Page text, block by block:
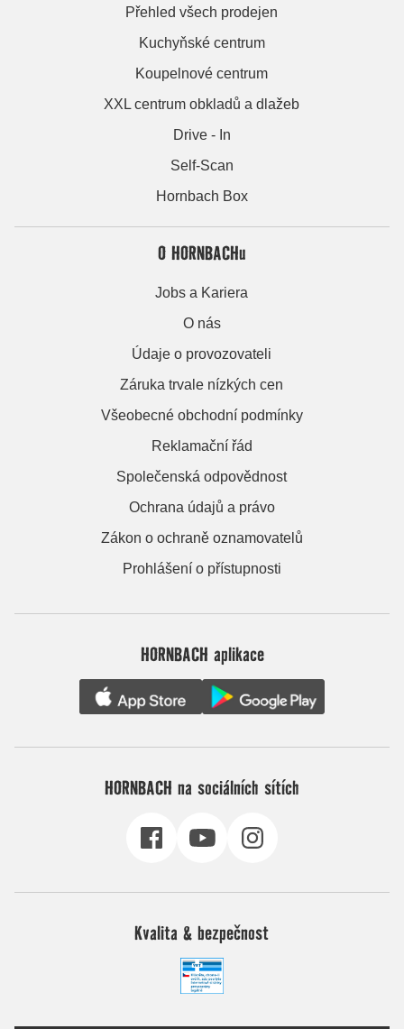
Přehled všech prodejen
Kuchyňské centrum
Koupelnové centrum
XXL centrum obkladů a dlažeb
Drive - In
Self-Scan
Hornbach Box
O HORNBACHu
Jobs a Kariera
O nás
Údaje o provozovateli
Záruka trvale nízkých cen
Všeobecné obchodní podmínky
Reklamační řád
Společenská odpovědnost
Ochrana údajů a právo
Zákon o ochraně oznamovatelů
Prohlášení o přístupnosti
HORNBACH aplikace
HORNBACH na sociálních sítích
Kvalita & bezpečnost